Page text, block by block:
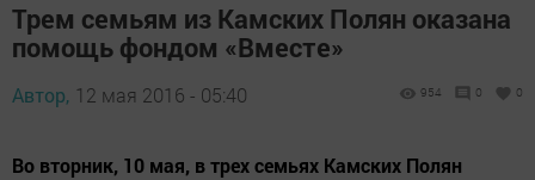
Трем семьям из Камских Полян оказана
помощь фондом «Вместе»
Автор, 12 мая 2016 - 05:40 954 0 0
Во вторник, 10 мая, в трех семьях Камских Полян